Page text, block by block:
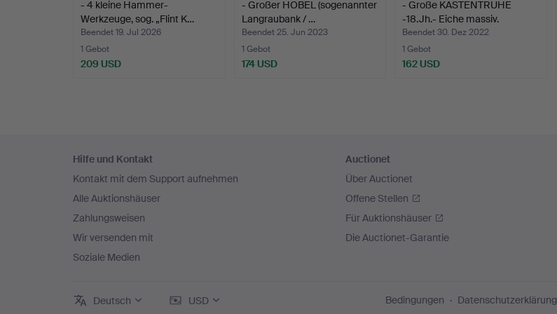
- 4 kleine Hammer-
Werkzeuge, sog. „Flint K…
Beendet 19. Jul 2026
1 Gebot
209 USD
- Großer HOBEL (sogenannter
Langraubank / …
Beendet 25. Jun 2023
1 Gebot
174 USD
- Große KASTENTRUHE
-18.Jh.- Eiche massiv.
Beendet 30. Dez 2022
1 Gebot
162 USD
Navigation
Hilfe und Kontakt
Kontakt mit dem Support aufnehmen
Alle Auktionshäuser
Zahlungsweisen
Wir versenden mit
Soziale Medien
Auctionet
Über Auctionet
Offene Stellen
Für Auktionshäuser
Die Auctionet-Garantie
Deutsch USD Bedingungen Datenschutzerklärung